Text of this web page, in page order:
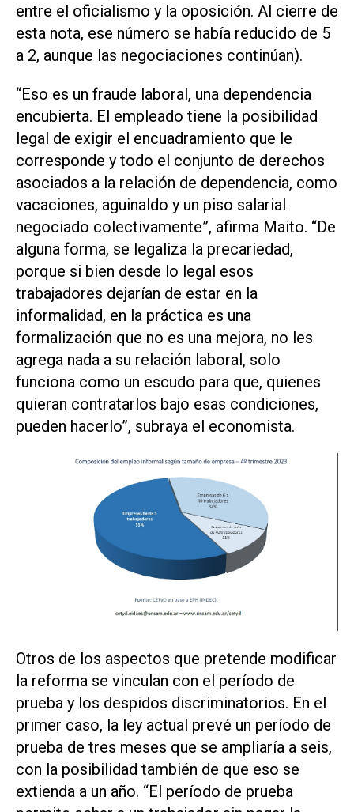
entre el oficialismo y la oposición. Al cierre de
esta nota, ese número se había reducido de 5
a 2, aunque las negociaciones continúan).
“Eso es un fraude laboral, una dependencia
encubierta. El empleado tiene la posibilidad
legal de exigir el encuadramiento que le
corresponde y todo el conjunto de derechos
asociados a la relación de dependencia, como
vacaciones, aguinaldo y un piso salarial
negociado colectivamente”, afirma Maito. “De
alguna forma, se legaliza la precariedad,
porque si bien desde lo legal esos
trabajadores dejarían de estar en la
informalidad, en la práctica es una
formalización que no es una mejora, no les
agrega nada a su relación laboral, solo
funciona como un escudo para que, quienes
quieran contratarlos bajo esas condiciones,
pueden hacerlo”, subraya el economista.
Otros de los aspectos que pretende modificar
la reforma se vinculan con el período de
prueba y los despidos discriminatorios. En el
primer caso, la ley actual prevé un período de
prueba de tres meses que se ampliaría a seis,
con la posibilidad también de que eso se
extienda a un año. “El período de prueba